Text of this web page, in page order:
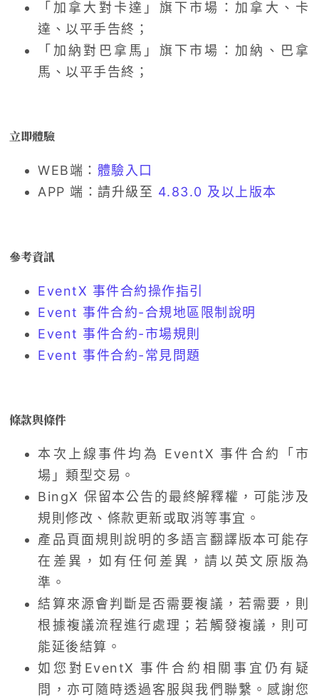
「加拿大對卡達」旗下市場：加拿大、卡
達、以平手告終；
「加納對巴拿馬」旗下市場：加納、巴拿
馬、以平手告終；
立即體驗
WEB端： 體驗入口
APP 端：請升級至 4.83.0 及以上版本
參考資訊
EventX 事件合約操作指引
Event 事件合約-合規地區限制說明
Event 事件合約-市場規則
Event 事件合約-常見問題
條款與條件
本次上線事件均為 EventX 事件合約「市
場」類型交易。
BingX 保留本公告的最終解釋權，可能涉及
規則修改、條款更新或取消等事宜。
產品頁面規則說明的多語言翻譯版本可能存
在差異，如有任何差異，請以英文原版為
準。
結算來源會判斷是否需要複議，若需要，則
根據複議流程進行處理；若觸發複議，則可
能延後結算。
如您對EventX 事件合約相關事宜仍有疑
問，亦可隨時透過客服與我們聯繫。感謝您